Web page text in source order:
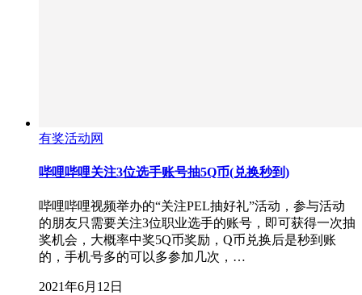
有奖活动网
哔哩哔哩关注3位选手账号抽5Q币(兑换秒到)
哔哩哔哩视频举办的“关注PEL抽好礼”活动，参与活动
的朋友只需要关注3位职业选手的账号，即可获得一次抽
奖机会，大概率中奖5Q币奖励，Q币兑换后是秒到账
的，手机号多的可以多参加几次，…
2021年6月12日